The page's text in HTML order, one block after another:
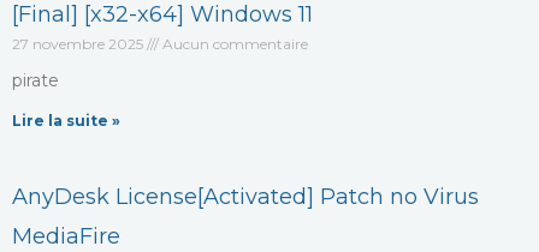
[Final] [x32-x64] Windows 11
27 novembre 2025 Aucun commentaire
pirate
Lire la suite »
AnyDesk License[Activated] Patch no Virus
MediaFire